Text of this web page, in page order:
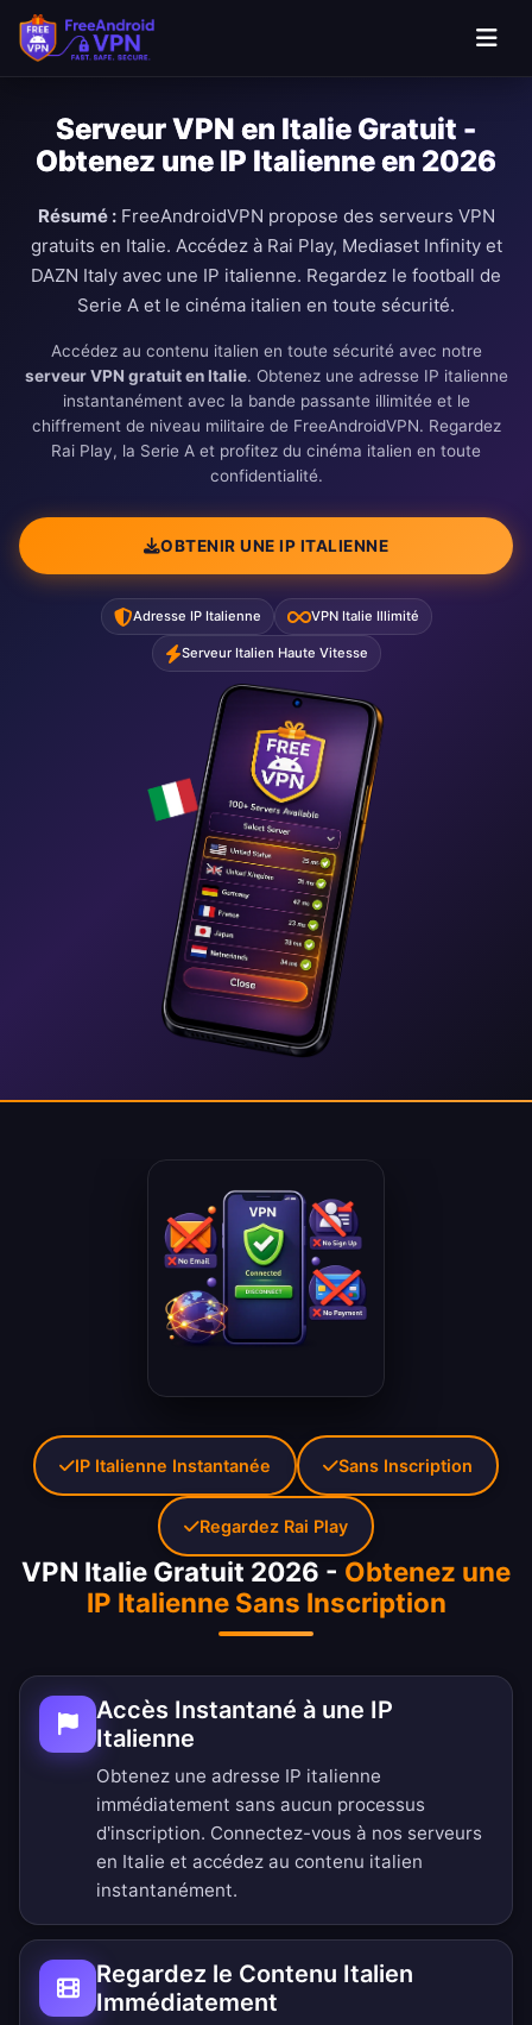
Passer au contenu principal
Serveur VPN en Italie Gratuit -
Obtenez une IP Italienne en 2026
Résumé :FreeAndroidVPN propose des serveurs VPN
gratuits en Italie. Accédez à Rai Play, Mediaset Infinity et
DAZN Italy avec une IP italienne. Regardez le football de
Serie A et le cinéma italien en toute sécurité.
Accédez au contenu italien en toute sécurité avec notre
serveur VPN gratuit en Italie. Obtenez une adresse IP italienne
instantanément avec la bande passante illimitée et le
chiffrement de niveau militaire de FreeAndroidVPN. Regardez
Rai Play, la Serie A et profitez du cinéma italien en toute
confidentialité.
OBTENIR UNE IP ITALIENNE
Adresse IP Italienne VPN Italie Illimité
Serveur Italien Haute Vitesse
VPN Italie Gratuit 2026 - Obtenez une
IP Italienne Sans Inscription
Accès Instantané à une IP
Italienne
Obtenez une adresse IP italienne
immédiatement sans aucun processus
d'inscription. Connectez-vous à nos serveurs
en Italie et accédez au contenu italien
instantanément.
Regardez le Contenu Italien
Immédiatement
IP Italienne Instantanée Sans Inscription
Regardez Rai Play